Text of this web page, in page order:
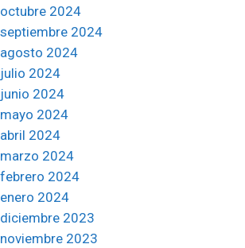
octubre 2024
septiembre 2024
agosto 2024
julio 2024
junio 2024
mayo 2024
abril 2024
marzo 2024
febrero 2024
enero 2024
diciembre 2023
noviembre 2023